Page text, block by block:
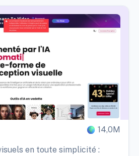
14,0M
en toute simplicité :